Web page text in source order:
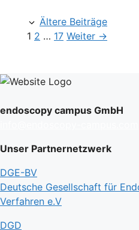
Ältere Beiträge
Seite
1 Seite
2 … Seite
17 Weiter →
endoscopy campus GmbH
Unser Partnernetzwerk
DGE-BV
Deutsche Gesellschaft für
Verfahren e.V
DGD